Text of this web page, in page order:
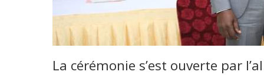
La cérémonie s’est ouverte par